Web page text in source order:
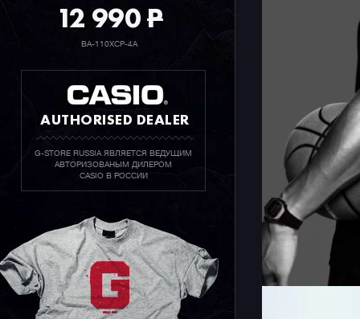
12 990P
BA-110XCP-4A
AUTHORISED DEALER
G-STORE RUSSIA ЯВЛЯЕТСЯ ВЕДУЩИМ
АВТОРИЗОВАНЫМ ДИЛЕРОМ
CASIO В РОССИИ